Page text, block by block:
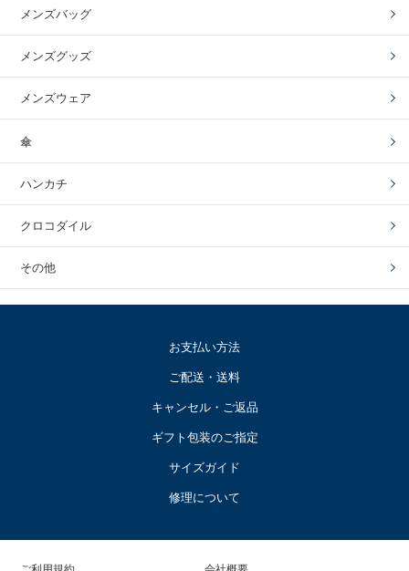
メンズバッグ
メンズグッズ
メンズウェア
傘
ハンカチ
クロコダイル
その他
お支払い方法
ご配送・送料
キャンセル・ご返品
ギフト包装のご指定
サイズガイド
修理について